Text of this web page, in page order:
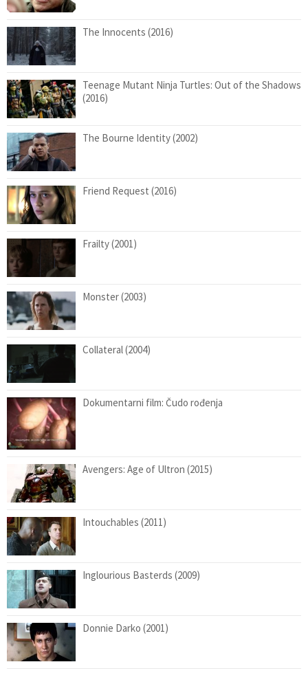
The Innocents (2016)
Teenage Mutant Ninja Turtles: Out of the Shadows
(2016)
The Bourne Identity (2002)
Friend Request (2016)
Frailty (2001)
Monster (2003)
Collateral (2004)
Dokumentarni film: Čudo rođenja
Avengers: Age of Ultron (2015)
Intouchables (2011)
Inglourious Basterds (2009)
Donnie Darko (2001)